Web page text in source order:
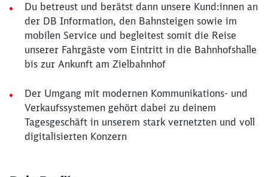
Du betreust und berätst dann unsere Kund:innen an
der DB Information, den Bahnsteigen sowie im
mobilen Service und begleitest somit die Reise
unserer Fahrgäste vom Eintritt in die Bahnhofshalle
bis zur Ankunft am Zielbahnhof
Der Umgang mit modernen Kommunikations- und
Verkaufssystemen gehört dabei zu deinem
Tagesgeschäft in unserem stark vernetzten und voll
digitalisierten Konzern